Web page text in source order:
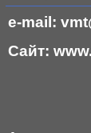
e-mail:
Cайт: